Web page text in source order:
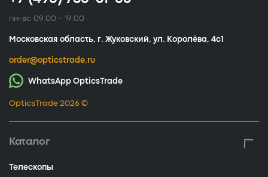
пн-вс 09.00 - 19.00
Московская область, г. Жуковский, ул. Королёва, 4с1
order@opticstrade.ru
WhatsApp OpticsTrade
OpticsTrade 2026 ©
Каталог
Телескопы